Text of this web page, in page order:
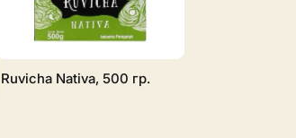
Ruvicha Nativa, 500 гр.